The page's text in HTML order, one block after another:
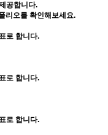
공합니다.
리오를 확인해보세요.
로 합니다.
로 합니다.
로 합니다.